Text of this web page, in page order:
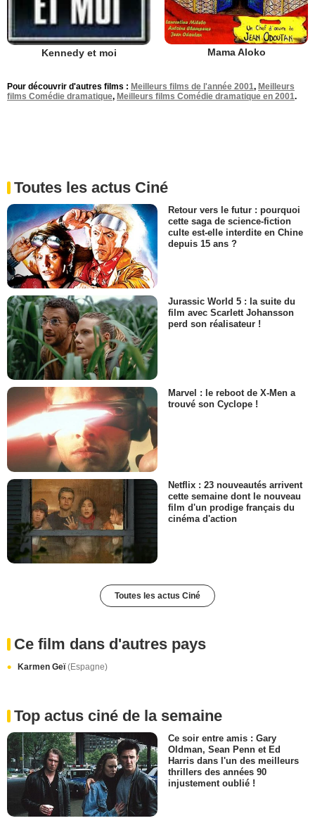
Kennedy et moi Mama Aloko
Pour découvrir d'autres films : Meilleurs films de l'année 2001, Meilleurs
films Comédie dramatique, Meilleurs films Comédie dramatique en 2001.
Toutes les actus Ciné
Retour vers le futur : pourquoi
cette saga de science-fiction
culte est-elle interdite en Chine
depuis 15 ans ?
Jurassic World 5 : la suite du
film avec Scarlett Johansson
perd son réalisateur !
Marvel : le reboot de X-Men a
trouvé son Cyclope !
Netflix : 23 nouveautés arrivent
cette semaine dont le nouveau
film d'un prodige français du
cinéma d'action
Toutes les actus Ciné
Ce film dans d'autres pays
Karmen Geï(Espagne)
Top actus ciné de la semaine
Ce soir entre amis : Gary
Oldman, Sean Penn et Ed
Harris dans l'un des meilleurs
thrillers des années 90
injustement oublié !